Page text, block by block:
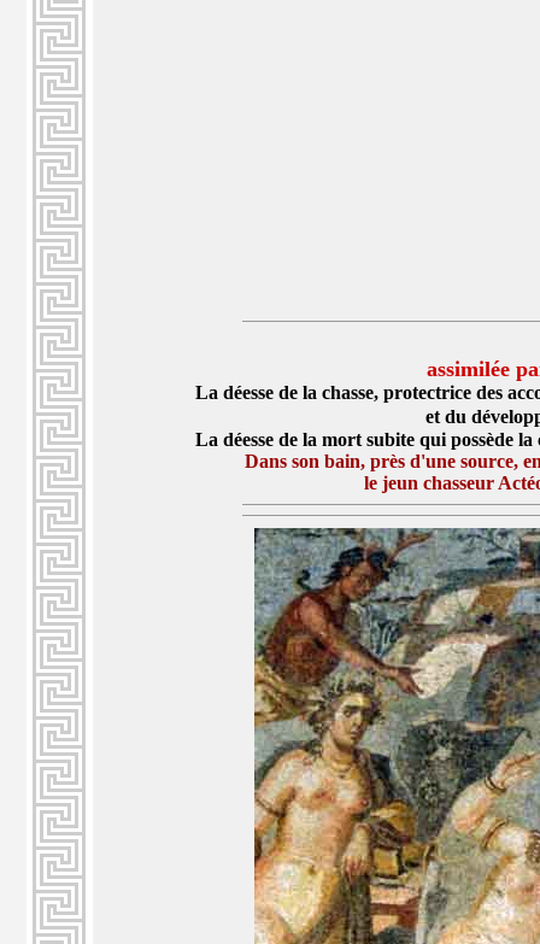
assimilée
La déesse de la chasse, protectrice des
et du
La déesse de la mort subite qui possède
Dans son bain, près d'une source,
le jeun chasseur